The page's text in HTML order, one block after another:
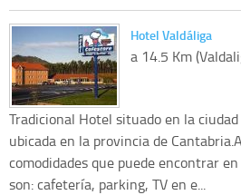
Hotel Valdáliga
a 14.5 Km
Tradicional Hotel situado en la
ubicada en la provincia de
comodidades que puede encontrar
son: cafetería, parking, TV en e...